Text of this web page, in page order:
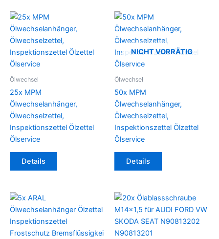
Ölwechsel
25x MPM
Ölwechselanhänger,
Ölwechselzettel,
Inspektionszettel Ölzettel
Ölservice
Details
NICHT VORRÄTIG
Ölwechsel
50x MPM
Ölwechselanhänger,
Ölwechselzettel,
Inspektionszettel Ölzettel
Ölservice
Details